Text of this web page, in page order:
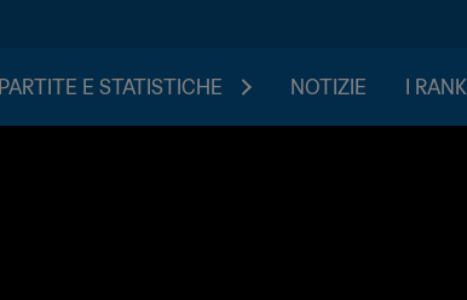
PARTITE E STATISTICHE NOTIZIE I